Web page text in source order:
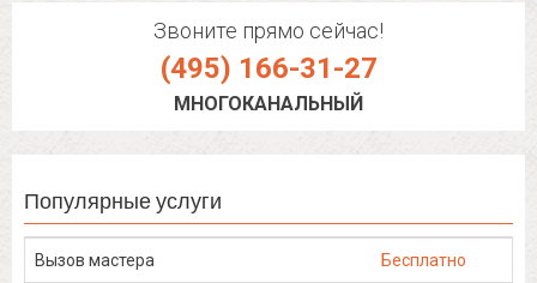
Звоните прямо сейчас!
(495) 166-31-27
МНОГОКАНАЛЬНЫЙ
Популярные услуги
Вызов мастера Бесплатно